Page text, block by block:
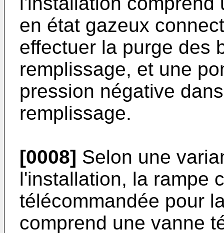
en état gazeux
effectuer la purge des
remplissage, et une
pression négative
remplissage.
[0008] Selon une
l'installation, la rampe
télécommandée pour
comprend une vanne